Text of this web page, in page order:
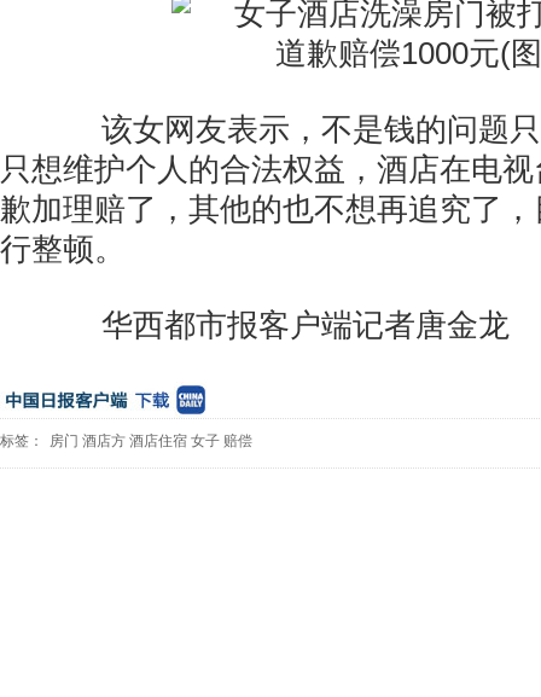
该女网友表示，不是钱的问题只
只想维护个人的合法权益，酒店在电
歉加理赔了，其他的也不想再追究了
行整顿。
华西都市报客户端记者唐金龙
标签： 房门 酒店方 酒店住宿 女子 赔偿